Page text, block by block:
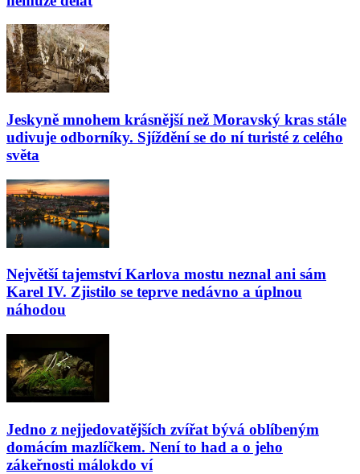
Jeskyně mnohem krásnější než Moravský kras stále
udivuje odborníky. Sjíždění se do ní turisté z celého
světa
Největší tajemství Karlova mostu neznal ani sám
Karel IV. Zjistilo se teprve nedávno a úplnou
náhodou
Jedno z nejjedovatějších zvířat bývá oblíbeným
domácím mazlíčkem. Není to had a o jeho
zákeřnosti málokdo ví